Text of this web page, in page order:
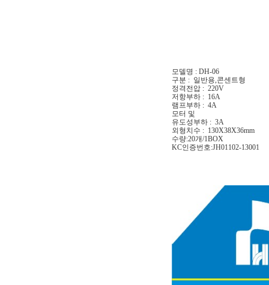
모델명 : DH-06
구분 : 일반용,콘센트형
정격전압 : 220V
저항부하 : 16A
램프부하 : 4A
모터 및
유도성부하 : 3A
외형치수 : 130X38X36mm
수량:20개/1BOX
KC인증번호:JH01102-13001